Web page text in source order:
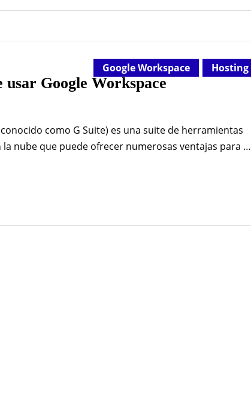
Google Workspace Hosting
usar Google Workspace
como G Suite) es una suite de herramientas
nube que puede ofrecer numerosas ventajas para tu